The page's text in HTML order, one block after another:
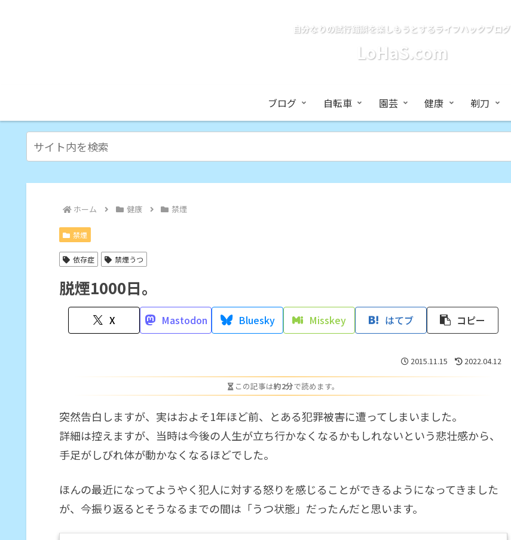
自分なりの試行錯誤を楽しもうとするライフハックブログ
LoHaS.com
ブログ 自転車 園芸 健康 剃刀
ホーム 健康 禁煙
禁煙
依存症 禁煙うつ
脱煙1000日。
X Mastodon Bluesky Misskey はてブ コピー
2015.11.15 2022.04.12
この記事は約2分で読めます。
突然告白しますが、実はおよそ1年ほど前、とある犯罪被害に遭ってしまいました。
詳細は控えますが、当時は今後の人生が立ち行かなくなるかもしれないという悲壮感から、
手足がしびれ体が動かなくなるほどでした。
ほんの最近になってようやく犯人に対する怒りを感じることができるようになってきました
が、今振り返るとそうなるまでの間は「うつ状態」だったんだと思います。